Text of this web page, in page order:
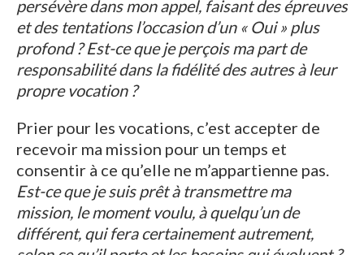
persévère dans mon appel, faisant des épreuves
et des tentations l’occasion d’un « Oui » plus
profond ? Est-ce que je perçois ma part de
responsabilité dans la fidélité des autres à leur
propre vocation ?
Prier pour les vocations, c’est accepter de
recevoir ma mission pour un temps et
consentir à ce qu’elle ne m’appartienne pas.
Est-ce que je suis prêt à transmettre ma
mission, le moment voulu, à quelqu’un de
différent, qui fera certainement autrement,